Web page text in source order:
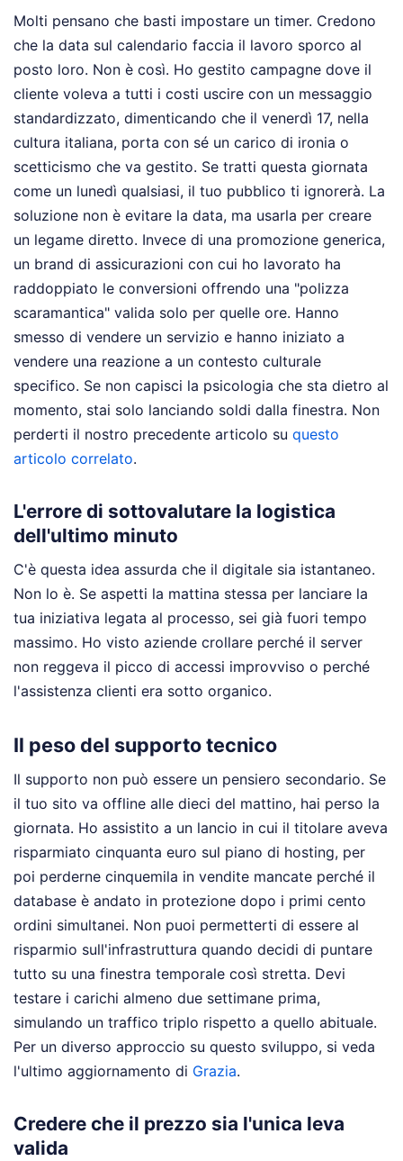
Molti pensano che basti impostare un timer. Credono
che la data sul calendario faccia il lavoro sporco al
posto loro. Non è così. Ho gestito campagne dove il
cliente voleva a tutti i costi uscire con un messaggio
standardizzato, dimenticando che il venerdì 17, nella
cultura italiana, porta con sé un carico di ironia o
scetticismo che va gestito. Se tratti questa giornata
come un lunedì qualsiasi, il tuo pubblico ti ignorerà. La
soluzione non è evitare la data, ma usarla per creare
un legame diretto. Invece di una promozione generica,
un brand di assicurazioni con cui ho lavorato ha
raddoppiato le conversioni offrendo una "polizza
scaramantica" valida solo per quelle ore. Hanno
smesso di vendere un servizio e hanno iniziato a
vendere una reazione a un contesto culturale
specifico. Se non capisci la psicologia che sta dietro al
momento, stai solo lanciando soldi dalla finestra. Non
perderti il nostro precedente articolo su questo
articolo correlato.
L'errore di sottovalutare la logistica
dell'ultimo minuto
C'è questa idea assurda che il digitale sia istantaneo.
Non lo è. Se aspetti la mattina stessa per lanciare la
tua iniziativa legata al processo, sei già fuori tempo
massimo. Ho visto aziende crollare perché il server
non reggeva il picco di accessi improvviso o perché
l'assistenza clienti era sotto organico.
Il peso del supporto tecnico
Il supporto non può essere un pensiero secondario. Se
il tuo sito va offline alle dieci del mattino, hai perso la
giornata. Ho assistito a un lancio in cui il titolare aveva
risparmiato cinquanta euro sul piano di hosting, per
poi perderne cinquemila in vendite mancate perché il
database è andato in protezione dopo i primi cento
ordini simultanei. Non puoi permetterti di essere al
risparmio sull'infrastruttura quando decidi di puntare
tutto su una finestra temporale così stretta. Devi
testare i carichi almeno due settimane prima,
simulando un traffico triplo rispetto a quello abituale.
Per un diverso approccio su questo sviluppo, si veda
l'ultimo aggiornamento di Grazia.
Credere che il prezzo sia l'unica leva
valida